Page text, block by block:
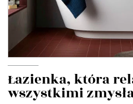
Łazienka, która
wszystkimi